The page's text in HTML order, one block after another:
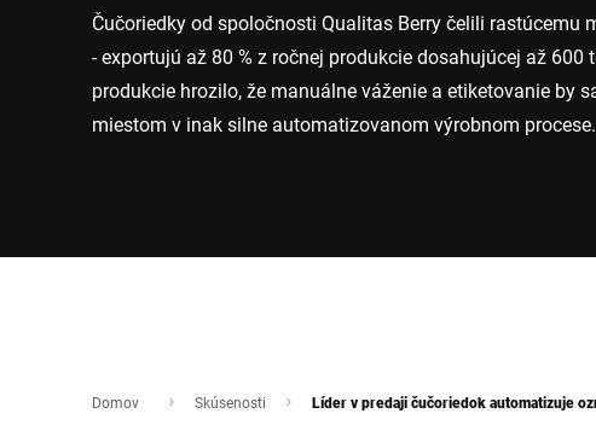
Čučoriedky od spoločnosti Qualitas Berry čelili rastúcemu
- exportujú až 80 % z ročnej produkcie dosahujúcej až 600
produkcie hrozilo, že manuálne váženie a etiketovanie by
miestom v inak silne automatizovanom výrobnom procese.
Domov Skúsenosti Líder v predaji čučoriedok automatizuje